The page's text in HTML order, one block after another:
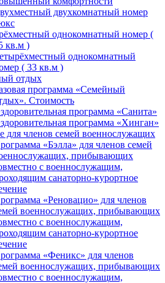
двухкомнатный номер
однокомнатный номер (
кв.м )
однокомнатный
( 33 кв.м )
отдых
программа «Семейный
Стоимость
программа «Санита»
программа «Хинган»
для членов семей военнослужащих
«Бэлла» для членов семей
прибывающих
с военнослужащим,
санаторно-курортное
«Реновацио» для членов
военнослужащих, прибывающих
с военнослужащим,
санаторно-курортное
«Феникс» для членов
военнослужащих, прибывающих
с военнослужащим,